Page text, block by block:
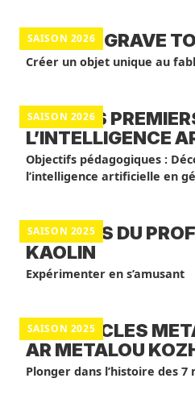
SAISON 2026
ATELIER GRAVE
Créer un objet unique au
SAISON 2026
FAIS TES
L’INTELLIGENCE
Objectifs pédagogiques :
l’intelligence artificielle en
SAISON 2025
ATELIERS DU
KAOLIN
Expérimenter en s’amusant
SAISON 2025
SPECTACLES
AR METALOU
Plonger dans l’histoire des